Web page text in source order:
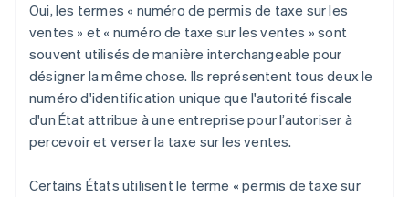
Oui, les termes « numéro de permis de taxe sur les
ventes » et « numéro de taxe sur les ventes » sont
souvent utilisés de manière interchangeable pour
désigner la même chose. Ils représentent tous deux le
numéro d'identification unique que l'autorité fiscale
d'un État attribue à une entreprise pour l’autoriser à
percevoir et verser la taxe sur les ventes.
Certains États utilisent le terme « permis de taxe sur